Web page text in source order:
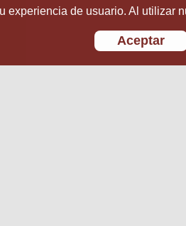
experiencia de usuario. Al utilizar
Aceptar